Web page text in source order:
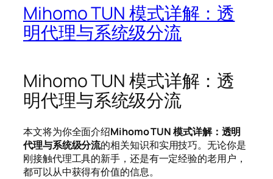
Mihomo TUN 模式详解：透
明代理与系统级分流
Mihomo TUN 模式详解：透
明代理与系统级分流
本文将为你全面介绍Mihomo TUN 模式详解：透明
代理与系统级分流的相关知识和实用技巧。无论你是
刚接触代理工具的新手，还是有一定经验的老用户，
都可以从中获得有价值的信息。